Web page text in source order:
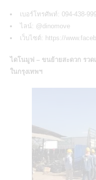
เบอร์โทรศัพท์: 094-438-
ไลน์: @dinomove
เว็บไซต์: https://
ไดโนมูฟ – ขนย้ายสะดวก รวด
ในกรุงเทพฯ